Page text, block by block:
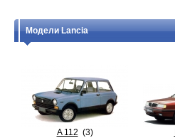
Модели Lancia
A 112 (3)